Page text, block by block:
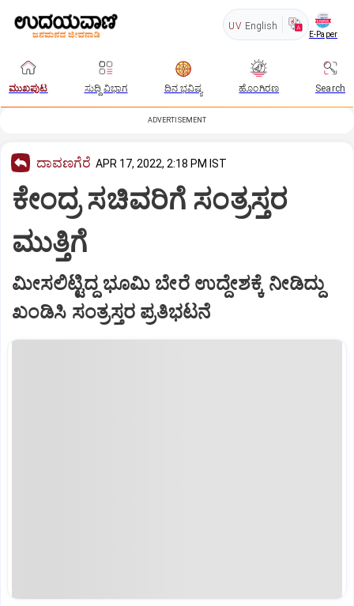
UV English
E-Paper
ಮುಖಪುಟ ಸುದ್ದಿ ವಿಭಾಗ ದಿನ ಭವಿಷ್ಯ ಹೊಂಗಿರಣ Search
ADVERTISEMENT
ದಾವಣಗೆರೆ APR 17, 2022, 2:18 PM IST
ಕೇಂದ್ರ ಸಚಿವರಿಗೆ ಸಂತ್ರಸ್ತರ
ಮುತ್ತಿಗೆ
ಮೀಸಲಿಟ್ಟಿದ್ದ ಭೂಮಿ ಬೇರೆ ಉದ್ದೇಶಕ್ಕೆ ನೀಡಿದ್ದು
ಖಂಡಿಸಿ ಸಂತ್ರಸ್ತರ ಪ್ರತಿಭಟನೆ